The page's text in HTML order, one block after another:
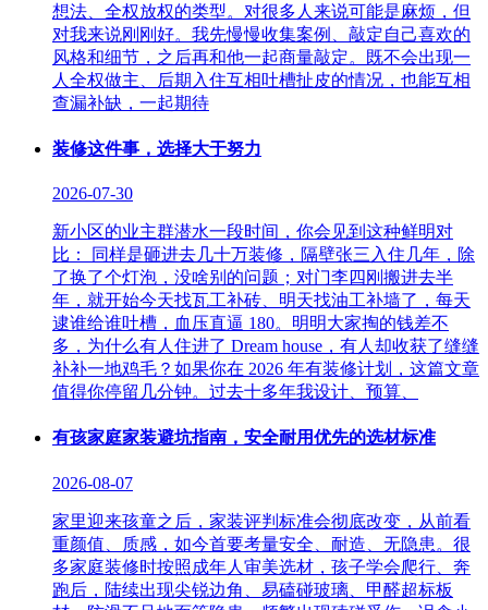
想法、全权放权的类型。对很多人来说可能是麻烦，但
对我来说刚刚好。我先慢慢收集案例、敲定自己喜欢的
风格和细节，之后再和他一起商量敲定。既不会出现一
人全权做主、后期入住互相吐槽扯皮的情况，也能互相
查漏补缺，一起期待
装修这件事，选择大于努力
2026-07-30
新小区的业主群潜水一段时间，你会见到这种鲜明对
比： 同样是砸进去几十万装修，隔壁张三入住几年，除
了换了个灯泡，没啥别的问题；对门李四刚搬进去半
年，就开始今天找瓦工补砖、明天找油工补墙了，每天
逮谁给谁吐槽，血压直逼 180。明明大家掏的钱差不
多，为什么有人住进了 Dream house，有人却收获了缝缝
补补一地鸡毛？如果你在 2026 年有装修计划，这篇文章
值得你停留几分钟。过去十多年我设计、预算、
有孩家庭家装避坑指南，安全耐用优先的选材标准
2026-08-07
家里迎来孩童之后，家装评判标准会彻底改变，从前看
重颜值、质感，如今首要考量安全、耐造、无隐患。很
多家庭装修时按照成年人审美选材，孩子学会爬行、奔
跑后，陆续出现尖锐边角、易磕碰玻璃、甲醛超标板